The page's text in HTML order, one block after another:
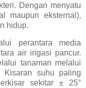
Dengan menyatu
maupun eksternal),
hidup.
perantara media
air irigasi pancur.
tanaman melalui
suhu paling
sekitar ± 25°